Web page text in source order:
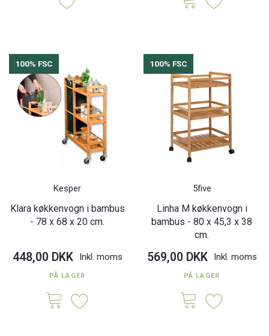
100% FSC
Kesper
Klara køkkenvogn i bambus
- 78 x 68 x 20 cm.
448,00 DKK Inkl. moms
PÅ LAGER
100% FSC
5five
Linha M køkkenvogn i
bambus - 80 x 45,3 x 38
cm.
569,00 DKK Inkl. moms
PÅ LAGER